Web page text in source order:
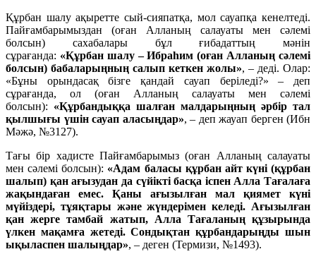
Құрбан шалу ақыретте сый-сияпатқа, мол сауапқа кенелтеді.
Пайғамбарымыздан (оған Алланың салауаты мен сәлемі
болсын) сахабалары бұл ғибадаттың мәнін
сұрағанда: «Құрбан шалу – Ибраһим (оған Алланың сәлемі
болсын) бабаларыңның салып кеткен жолы», – деді. Олар:
«Бұны орындасақ бізге қандай сауап беріледі?» – деп
сұрағанда, ол (оған Алланың салауаты мен сәлемі
болсын): «Құрбандыққа шалған малдарыңның әрбір тал
қылшығы үшін сауап аласыңдар», – деп жауап берген (Ибн
Мәжә, №3127).
Тағы бір хадисте Пайғамбарымыз (оған Алланың салауаты
мен сәлемі болсын): «Адам баласы құрбан айт күні (құрбан
шалып) қан ағызудан да сүйікті басқа іспен Алла Тағалаға
жақындаған емес. Қаны ағызылған мал қиямет күні
мүйіздері, тұяқтары және жүндерімен келеді. Ағызылған
қан жерге тамбай жатып, Алла Тағаланың құзырында
үлкен мақамға жетеді. Сондықтан құрбандарыңды шын
ықыласпен шалыңдар», – деген (Термизи, №1493).